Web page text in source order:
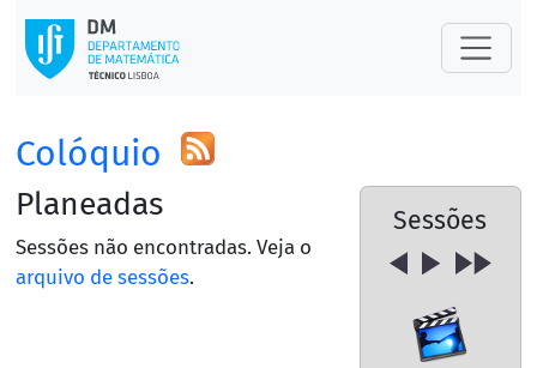
Colóquio
Sessões
Planeadas
Sessões não encontradas. Veja o
arquivo de sessões.